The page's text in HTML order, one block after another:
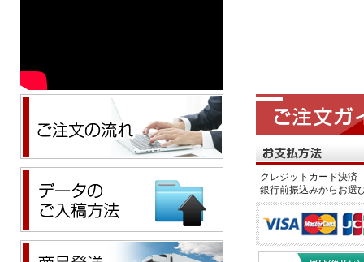
クレジットカード決
銀行前振込みからお選